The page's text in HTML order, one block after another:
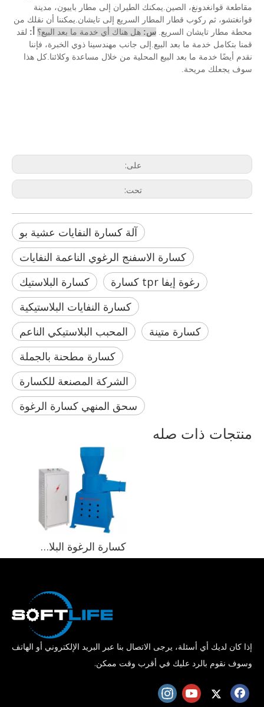
مقاطعة قوانغدونغ، الصين.يمكنك الطيران إلى مطار باييون، مدينة
قوانغتشو، ثم ركوب قطار المطار السريع إلى تايشان.يمكننا أن نقلك من
محطة مطار تايشان السريع. س: هل هناك أي خدمة ما بعد البيع؟ أ: لقد
قمنا بتكامل خدمة ما بعد البيع.إلى جانب مهندسينا ذوي الخبرة، فإننا
نقدم أيضًا خدمة ما بعد البيع المحلية من خلال مساعدة وكلائنا.كل هذا
سوف يجعلك مريحة.
على:
تحت:
آلة كسارة النفايات عشية بو
كسارة الاسفنج الرغوي الناعمة النفايات
كسارة البلاستيك
رغوة إيفا tpr كسارة
كسارة النفايات البلاستيكية
المحبب البلاستيكي الناعم
كسارة متينة
كسارة مطحنة بالجملة
الشركة المصنعة للكسارة
سحق المنهي كسارة الرغوة
منتجات ذات صله
كسارة الرغوة البلاستيكية لإعادة ربط الرغوة بالرغوة الثانية
إذا كان لديك أي أسئلة، يرجى الاتصال بنا عبر البريد الإلكتروني أو الهاتف
وسوف نقوم بالرد عليك في أقرب وقت ممكن.